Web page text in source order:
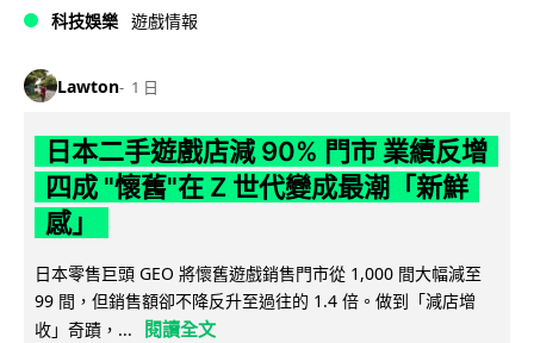
科技娛樂 遊戲情報
Lawton 1 日
日本二手遊戲店減 90% 門市 業績反增
四成 "懷舊"在 Z 世代變成最潮「新鮮
感」
日本零售巨頭 GEO 將懷舊遊戲銷售門市從 1,000 間大幅減至
99 間，但銷售額卻不降反升至過往的 1.4 倍。做到「減店增
收」奇蹟，...
閱讀全文